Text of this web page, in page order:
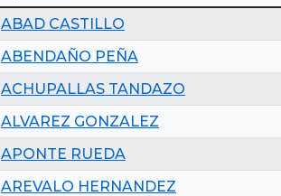
ABAD CASTILLO
ABENDAÑO PEÑA
ACHUPALLAS TANDAZO
ALVAREZ GONZALEZ
APONTE RUEDA
AREVALO HERNANDEZ